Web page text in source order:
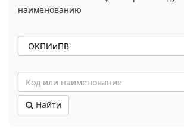
наименованию
Найти